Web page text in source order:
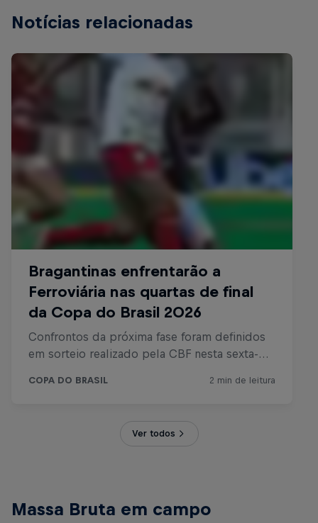
Notícias relacionadas
Ver todos
Massa Bruta em campo